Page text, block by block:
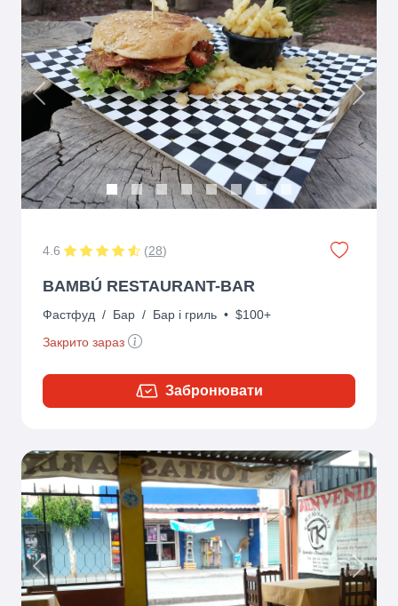
Previous Next
4.6 (28)
BAMBÚ RESTAURANT-BAR
Фастфуд / Бар / Бар і гриль • $100+
Закрито зараз
Забронювати
Previous Next